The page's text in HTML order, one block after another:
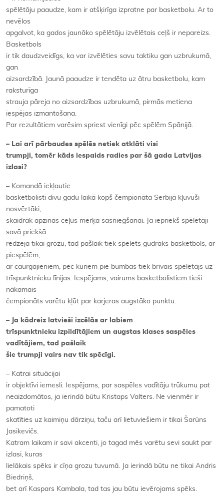
spēlētāju paaudze, kam ir atšķirīga izpratne par basketbolu. Ar to
nevēlos
apgalvot, ka gados jaunāko spēlētāju izvēlētais ceļš ir nepareizs.
Basketbols
ir tik daudzveidīgs, ka var izvēlēties savu taktiku gan uzbrukumā,
gan
aizsardzībā. Jaunā paaudze ir tendēta uz ātru basketbolu, kam
raksturīga
strauja pāreja no aizsardzības uzbrukumā, pirmās metiena
iespējas izmantošana.
Par rezultātiem varēsim spriest vienīgi pēc spēlēm Spānijā.
– Lai arī pārbaudes spēlēs netiek atklāti visi
trumpji, tomēr kāds iespaids radies par šā gada Latvijas
izlasi?
– Komandā iekļautie
basketbolisti divu gadu laikā kopš čempionāta Serbijā kļuvuši
nosvērtāki,
skaidrāk apzinās ceļus mērķa sasniegšanai. Ja iepriekš spēlētāji
savā priekšā
redzēja tikai grozu, tad pašlaik tiek spēlēts gudrāks basketbols, ar
piespēlēm,
ar caurgājieniem, pēc kuriem pie bumbas tiek brīvais spēlētājs uz
trīspunktnieku līnijas. Iespējams, vairums basketbolistiem tieši
nākamais
čempionāts varētu kļūt par karjeras augstāko punktu.
– Ja kādreiz latvieši izcēlās ar labiem
trīspunktnieku izpildītājiem un augstas klases saspēles
vadītājiem, tad pašlaik
šie trumpji vairs nav tik spēcīgi.
– Katrai situācijai
ir objektīvi iemesli. Iespējams, par saspēles vadītāju trūkumu pat
neaizdomātos, ja ierindā būtu Kristaps Valters. Ne vienmēr ir
pamatoti
skatīties uz kaimiņu dārziņu, taču arī lietuviešiem ir tikai Šarūns
Jasikevičs.
Katram laikam ir savi akcenti, jo tagad mēs varētu sevi saukt par
izlasi, kuras
lielākais spēks ir cīņa grozu tuvumā. Ja ierindā būtu ne tikai Andris
Biedriņš,
bet arī Kaspars Kambala, tad tas jau būtu ievērojams spēks.